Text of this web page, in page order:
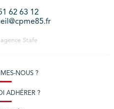
62 63 12
Stafe
NOUS ?
ADHÉRER ?